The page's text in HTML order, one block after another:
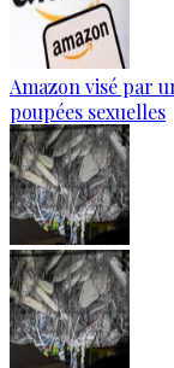
Amazon visé par
poupées sexuelles